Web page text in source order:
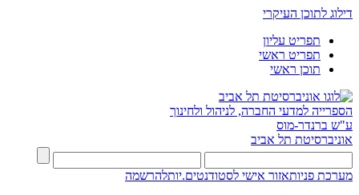
דילוג לתוכן העיקרי
תפריט עליון
תפריט ראשי
תוכן ראשי
הספרייה למדעי החברה, לניהול ולחינוך
ע"ש ברנדר-מוס
אוניברסיטת תל אביב
מערכת פניותאזור אישי לסטודנטים.יותלהרשמה